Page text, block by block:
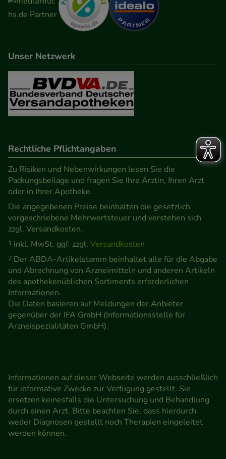
Unser Netzwerk
Rechtliche Pflichtangaben
Zu Risiken und Nebenwirkungen lesen Sie die
Packungsbeilage und fragen Sie Ihre Ärztin, Ihren Arzt
oder in Ihrer Apotheke.
Die angegebenen Preise beinhalten die gesetzlich
vorgeschriebene Mehrwertsteuer und verstehen sich
zzgl. Versandkosten.
1 inkl. MwSt. ggf. zzgl. Versandkosten
2 Der ABDA-Artikelstamm beinhaltet alle für die Abgabe
und Abrechnung von Arzneimitteln und anderen Artikeln
des apothekenüblichen Sortiments erforderlichen
Informationen.
Die Daten basieren auf Meldungen der Anbieter
gegenüber der IFA GmbH (Informationsstelle für
Arzneispezialitäten GmbH).
Informationen auf dieser Webseite werden ausschließlich
für informative Zwecke zur Verfügung gestellt. Sie
ersetzen keinesfalls die Untersuchung und Behandlung
durch einen Arzt. Bitte beachten Sie, dass hierdurch
weder Diagnosen gestellt noch Therapien eingeleitet
werden können.